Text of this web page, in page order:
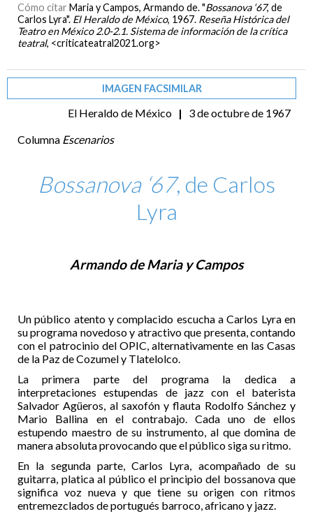
Cómo citar Maria y Campos, Armando de. "Bossanova ‘67, de
Carlos Lyra". El Heraldo de México, 1967. Reseña Histórica del
Teatro en México 2.0-2.1. Sistema de información de la crítica
teatral, <criticateatral2021.org>
IMAGEN FACSIMILAR
El Heraldo de México |
3 de octubre de 1967
Columna Escenarios
Bossanova ‘67, de Carlos
Lyra
Armando de Maria y Campos
Un público atento y complacido escucha a Carlos Lyra en
su programa novedoso y atractivo que presenta, contando
con el patrocinio del OPIC, alternativamente en las Casas
de la Paz de Cozumel y Tlatelolco.
La primera parte del programa la dedica a
interpretaciones estupendas de jazz con el baterista
Salvador Agüeros, al saxofón y flauta Rodolfo Sánchez y
Mario Ballina en el contrabajo. Cada uno de ellos
estupendo maestro de su instrumento, al que domina de
manera absoluta provocando que el público siga su ritmo.
En la segunda parte, Carlos Lyra, acompañado de su
guitarra, platica al público el principio del bossanova que
significa voz nueva y que tiene su origen con ritmos
entremezclados de portugués barroco, africano y jazz.